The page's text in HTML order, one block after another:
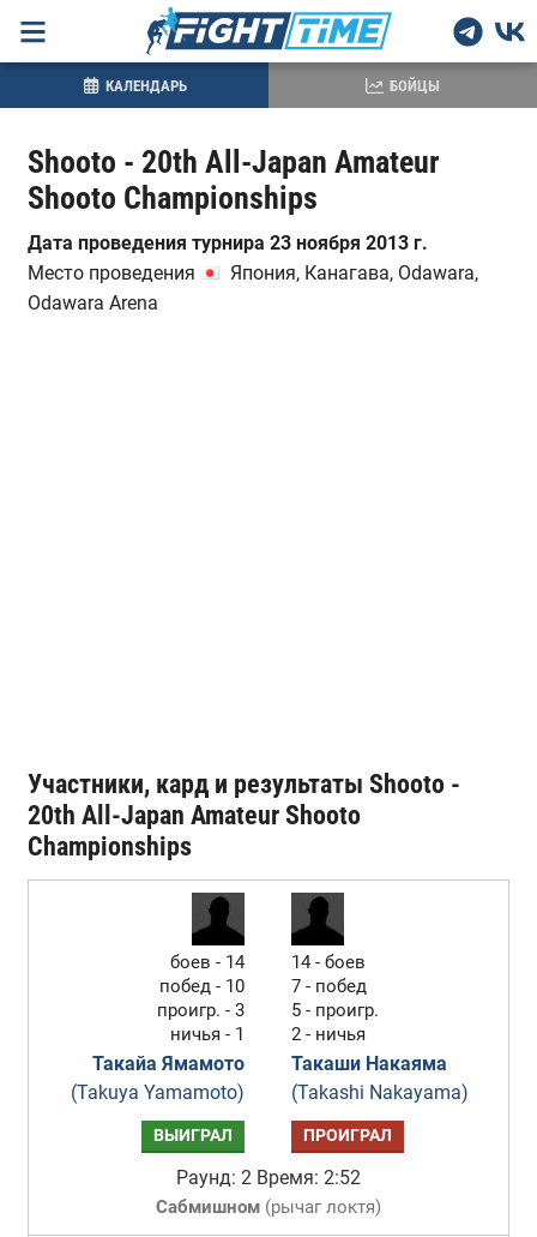
Shooto - 20th All-Japan Amateur
Shooto Championships
Дата проведения турнира 23 ноября 2013 г.
Место проведения
Япония, Канагава, Odawara,
Odawara Arena
Участники, кард и результаты Shooto -
20th All-Japan Amateur Shooto
Championships
боев - 14
побед - 10
проигр. - 3
ничья - 1
Такайа Ямамото
(Takuya Yamamoto)
14 - боев
7 - побед
5 - проигр.
2 - ничья
Такаши Накаяма
(Takashi Nakayama)
ВЫИГРАЛ ПРОИГРАЛ
Раунд: 2 Время: 2:52
Сабмишном(рычаг локтя)
КАЛЕНДАРЬ БОЙЦЫ